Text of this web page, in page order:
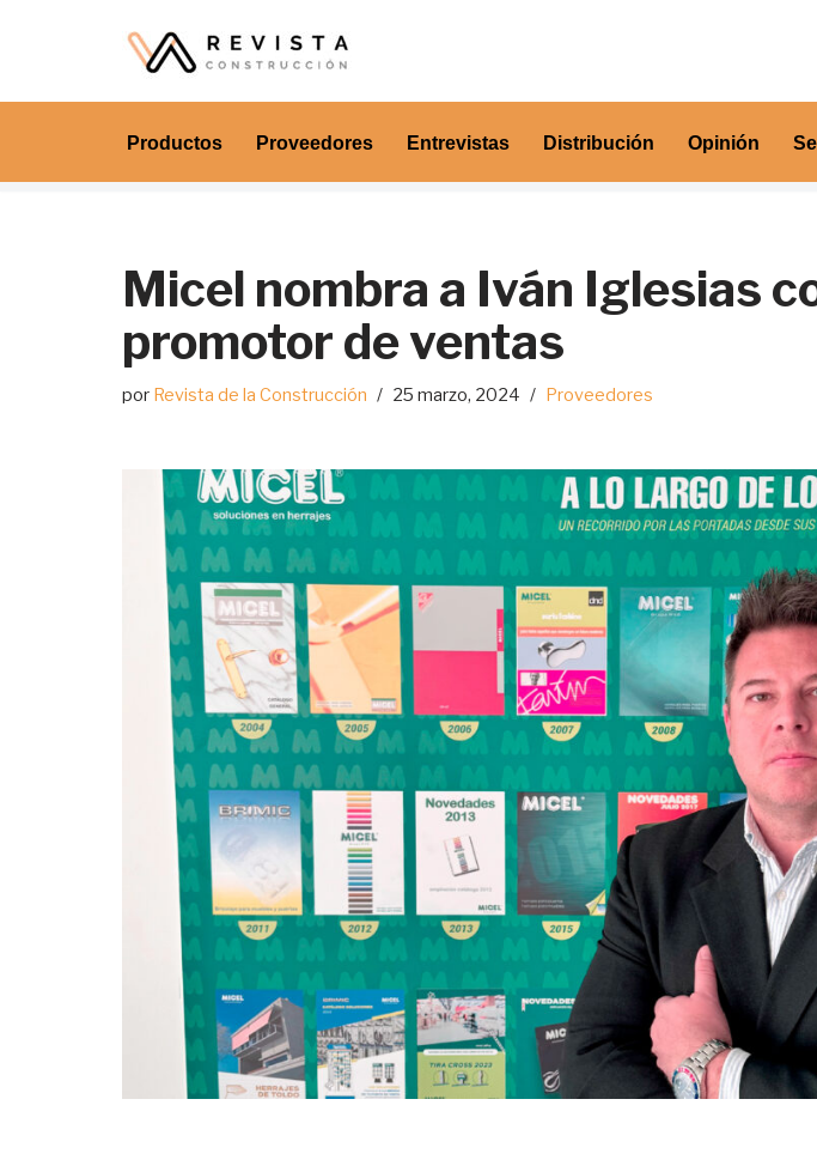
al
Productos Proveedores Entrevistas Distribución Opinión
Micel nombra a Iván Iglesias
promotor de ventas
por Revista de la Construcción 25 marzo, 2024 Proveedores